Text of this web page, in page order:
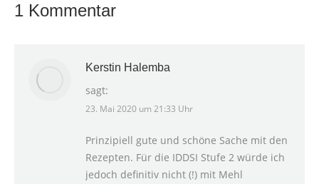
1 Kommentar
Kerstin Halemba
sagt:
23. Mai 2020 um 21:33 Uhr
Prinzipiell gute und schöne Sache mit den
Rezepten. Für die IDDSI Stufe 2 würde ich
jedoch definitiv nicht (!) mit Mehl